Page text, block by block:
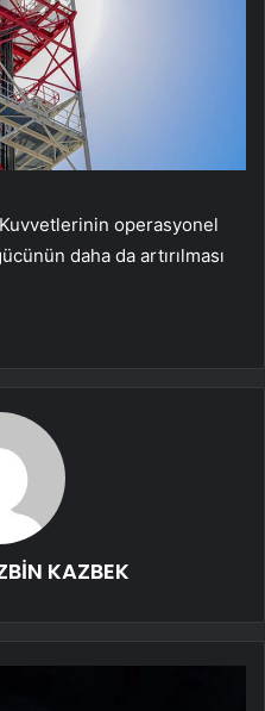
operasyonel
daha da artırılması
KAZBEK